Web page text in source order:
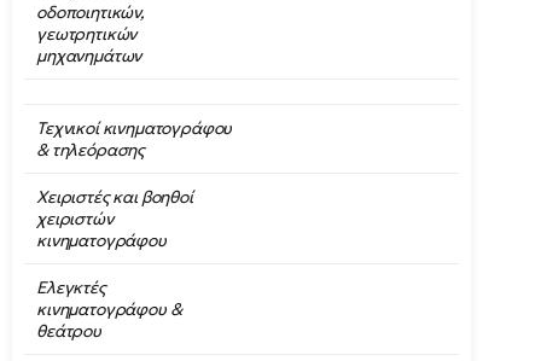
οδοποιητικών,
γεωτρητικών
μηχανημάτων
Τεχνικοί κινηματογράφου
& τηλεόρασης
Χειριστές και βοηθοί
χειριστών
κινηματογράφου
Ελεγκτές
κινηματογράφου &
θεάτρου